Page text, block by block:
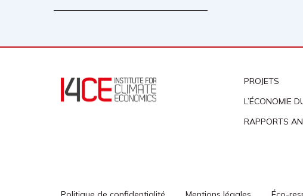
PROJETS
L’ÉCONOMIE
RAPPORTS